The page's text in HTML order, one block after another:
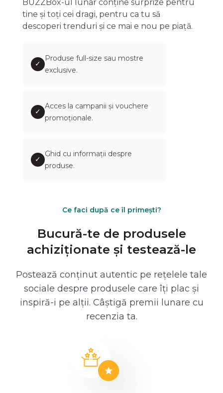
BUZZBox-ul lunar conține surprize pentru
tine și toți cei dragi, pentru ca tu să
descoperi trenduri și ce mai e nou pe piață.
✓
Produse full-size sau mostre
exclusive.
✓
Acces la campanii și vouchere
promoționale.
✓
Ghid cu informații despre
produse.
Ce faci după ce îl primești?
Bucură-te de produsele
achiziționate și testează-le
Postează conținut autentic pe rețelele tale
sociale despre produsele care îți plac și
inspiră-i pe alții. Câștigă premii lunare cu
recenzia ta.